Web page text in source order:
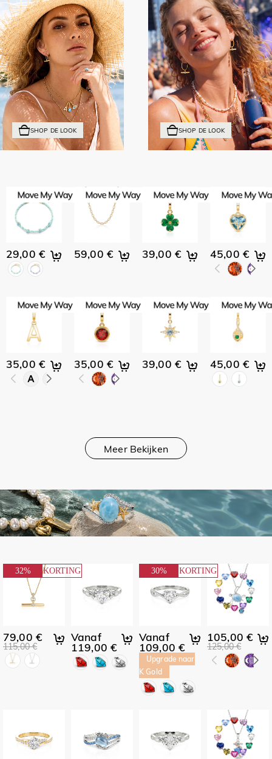
SHOP DE LOOK SHOP DE LOOK
29,00 € 59,00 € 39,00 € 45,00 €
35,00 € 35,00 € 39,00 € 45,00 €
Meer Bekijken
Essentials
32% KORTING
79,00 €
115,00 €
Vanaf
119,00 €
30% KORTING
Vanaf
109,00 €
Upgrade naar
K Gold
105,00 €
125,00 €